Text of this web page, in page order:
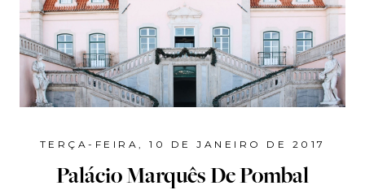
TERÇA-FEIRA, 10 DE JANEIRO DE 2017
Palácio Marquês De Pombal